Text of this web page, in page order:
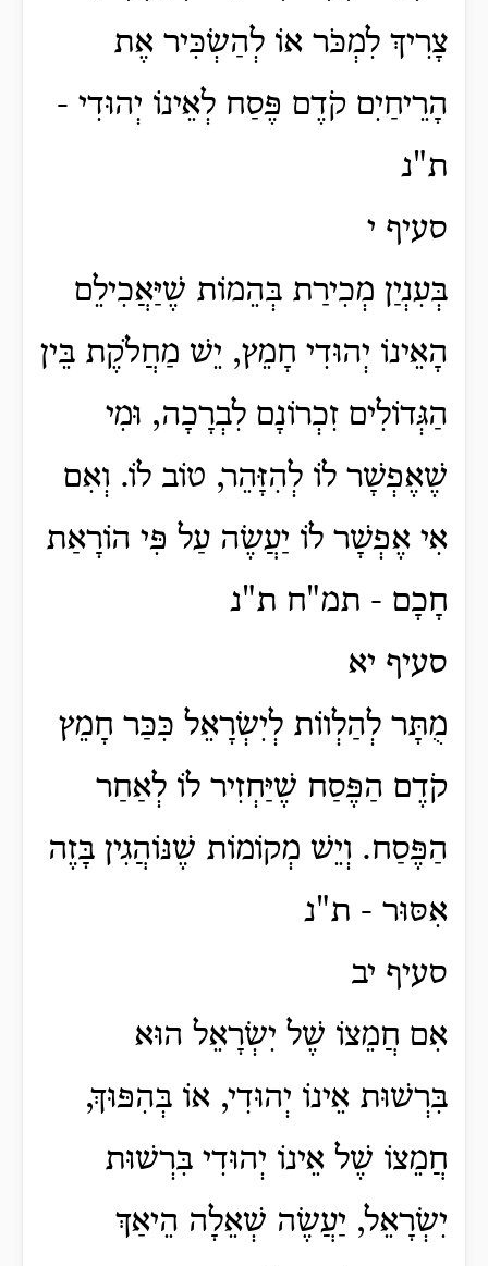
צָרִיךְ לִמְכֹּר אוֹ לְהַשְׂכִּיר אֶת
הָרֵיחַיִם קֹדֶם פֶּסַח לְאֵינוֹ יְהוּדִי -
ת"נ
סעיף י
בְּעִנְיַן מְכִירַת בְּהֵמוֹת שֶׁיַּאֲכִילֵם
הָאֵינוֹ יְהוּדִי חָמֵץ, יֵשׁ מַחֲלֹקֶת בֵּין
הַגְּדוֹלִים זִכְרוֹנָם לִבְרָכָה, וּמִי
שֶׁאֶפְשָׁר לוֹ לְהִזָּהֵר, טוֹב לוֹ. וְאִם
אִי אֶפְשָׁר לוֹ יַעֲשֶׂה עַל פִּי הוֹרָאַת
חָכָם - תמ"ח ת"נ
סעיף יא
מֻתָּר לְהַלְווֹת לְיִשְׂרָאֵל כִּכַּר חָמֵץ
קֹדֶם הַפֶּסַח שֶׁיַּחְזִיר לוֹ לְאַחַר
הַפֶּסַח. וְיֵשׁ מְקוֹמוֹת שֶׁנּוֹהֲגִין בָּזֶה
אִסּוּר - ת"נ
סעיף יב
אִם חֲמֵצוֹ שֶׁל יִשְׂרָאֵל הוּא
בִּרְשׁוּת אֵינוֹ יְהוּדִי, אוֹ בְּהִפּוּךְ,
חֲמֵצוֹ שֶׁל אֵינוֹ יְהוּדִי בִּרְשׁוּת
יִשְׂרָאֵל, יַעֲשֶׂה שְׁאֵלָה הֵיאַךְ